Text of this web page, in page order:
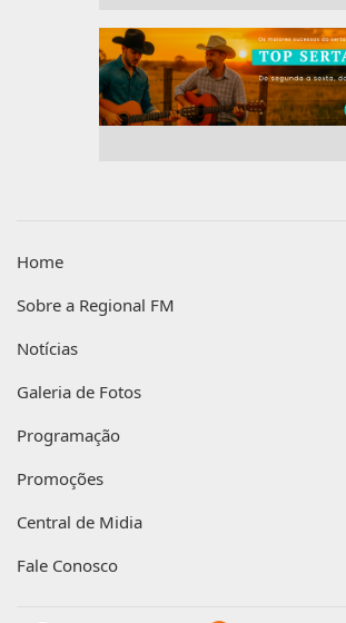
Home
Sobre a Regional FM
Notícias
Galeria de Fotos
Programação
Promoções
Central de Midia
Fale Conosco